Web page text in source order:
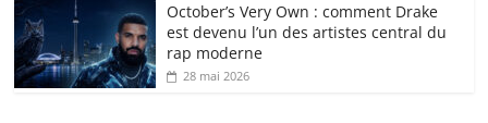
October’s Very Own : comment Drake
est devenu l’un des artistes central du
rap moderne
28 mai 2026